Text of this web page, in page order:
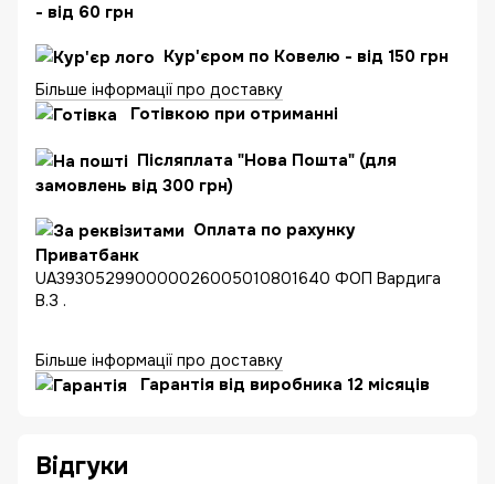
- від 60 грн
Кур'єром по Ковелю - від 150 грн
Більше інформації про доставку
Готівкою при отриманні
Післяплата "Нова Пошта" (для
замовлень від 300 грн)
Оплата по рахунку
Приватбанк
UA393052990000026005010801640 ФОП Вардига
В.З .
Більше інформації про доставку
Гарантія від виробника 12 місяців
Відгуки